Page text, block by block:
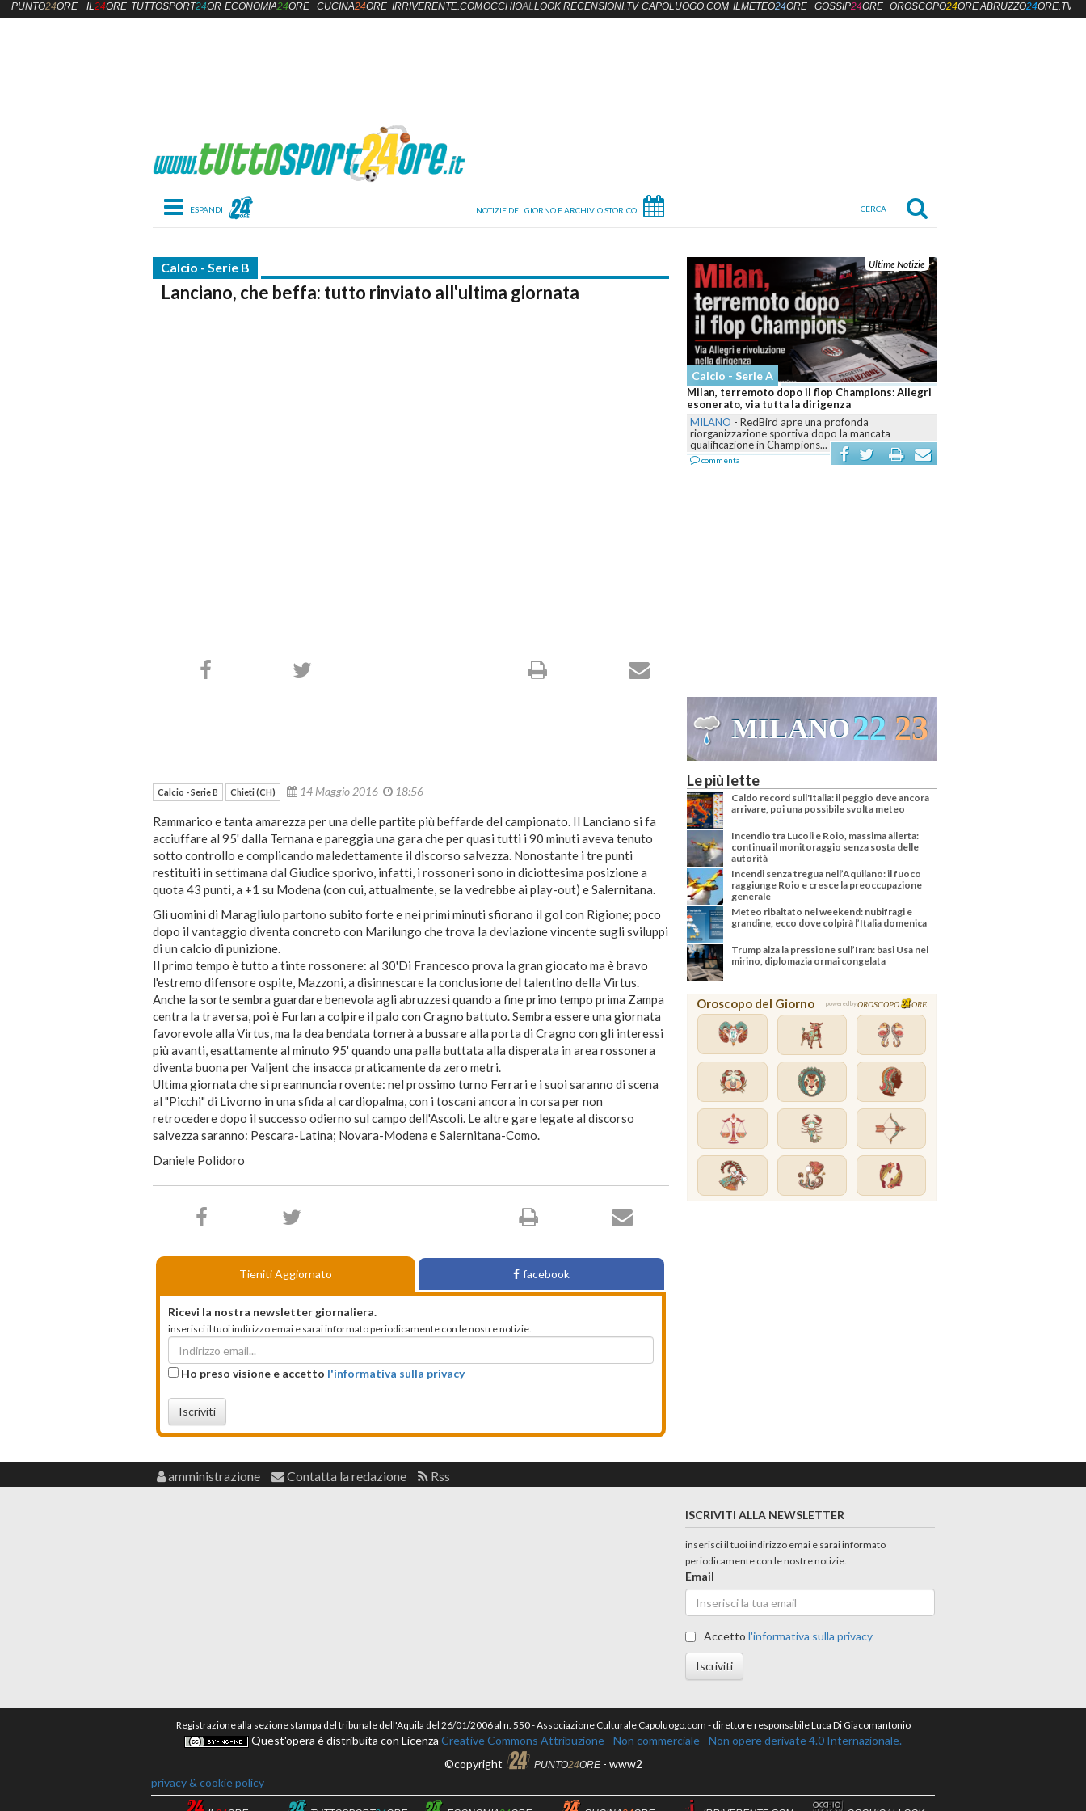
Toggle navigation
Calcio - Serie B
Lanciano, che beffa: tutto rinviato all'ultima giornata
Ultime Notizie
Calcio - Serie A
Milan, terremoto dopo il flop Champions: Allegri
esonerato, via tutta la dirigenza
MILANO - RedBird apre una profonda
riorganizzazione sportiva dopo la mancata
qualificazione in Champions...
commenta
MILANO22 23
Calcio - Serie B Chieti (CH) 14 Maggio 2016 18:56
Rammarico e tanta amarezza per una delle partite più beffarde del campionato. Il Lanciano si fa
acciuffare al 95' dalla Ternana e pareggia una gara che per quasi tutti i 90 minuti aveva tenuto
sotto controllo e complicando maledettamente il discorso salvezza. Nonostante i tre punti
restituiti in settimana dal Giudice sporivo, infatti, i rossoneri sono in diciottesima posizione a
quota 43 punti, a +1 su Modena (con cui, attualmente, se la vedrebbe ai play-out) e Salernitana.
Gli uomini di Maragliulo partono subito forte e nei primi minuti sfiorano il gol con Rigione; poco
dopo il vantaggio diventa concreto con Marilungo che trova la deviazione vincente sugli sviluppi
di un calcio di punizione.
Il primo tempo è tutto a tinte rossonere: al 30'Di Francesco prova la gran giocato ma è bravo
l'estremo difensore ospite, Mazzoni, a disinnescare la conclusione del talentino della Virtus.
Anche la sorte sembra guardare benevola agli abruzzesi quando a fine primo tempo prima Zampa
centra la traversa, poi è Furlan a colpire il palo con Cragno battuto. Sembra essere una giornata
favorevole alla Virtus, ma la dea bendata tornerà a bussare alla porta di Cragno con gli interessi
più avanti, esattamente al minuto 95' quando una palla buttata alla disperata in area rossonera
diventa buona per Valjent che insacca praticamente da zero metri.
Ultima giornata che si preannuncia rovente: nel prossimo turno Ferrari e i suoi saranno di scena
al "Picchi" di Livorno in una sfida al cardiopalma, con i toscani ancora in corsa per non
retrocedere dopo il successo odierno sul campo dell'Ascoli. Le altre gare legate al discorso
salvezza saranno: Pescara-Latina; Novara-Modena e Salernitana-Como.
Daniele Polidoro
Tieniti Aggiornato facebook
Ricevi la nostra newsletter giornaliera.
inserisci il tuoi indirizzo emai e sarai informato periodicamente con le nostre notizie.
Ho preso visione e accetto l'informativa sulla privacy
Iscriviti
Le più lette
Caldo record sull'Italia: il peggio deve ancora
arrivare, poi una possibile svolta meteo
Incendio tra Lucoli e Roio, massima allerta:
continua il monitoraggio senza sosta delle
autorità
Incendi senza tregua nell’Aquilano: il fuoco
raggiunge Roio e cresce la preoccupazione
generale
Meteo ribaltato nel weekend: nubifragi e
grandine, ecco dove colpirà l’Italia domenica
Trump alza la pressione sull’Iran: basi Usa nel
mirino, diplomazia ormai congelata
Oroscopo del Giorno powered byOROSCOPO ORE
PUNTO24ORE IL24ORE TUTTOSPORT24OREECONOMIA24ORE CUCINA24ORE IRRIVERENTE.COMOCCHIOALLOOK RECENSIONI.TV CAPOLUOGO.COM ILMETEO24ORE GOSSIP24ORE OROSCOPO24OREABRUZZO24ORE.TV
amministrazione Contatta la redazione Rss
ISCRIVITI ALLA NEWSLETTER
inserisci il tuoi indirizzo emai e sarai informato
periodicamente con le nostre notizie.
Email
Accettol'informativa sulla privacy
Iscriviti
Registrazione alla sezione stampa del tribunale dell'Aquila del 26/01/2006 al n. 550 - Associazione Culturale Capoluogo.com - direttore responsabile Luca Di Giacomantonio
Quest'opera è distribuita con Licenza Creative Commons Attribuzione - Non commerciale - Non opere derivate 4.0 Internazionale.
©copyright
PUNTO24ORE- www2
privacy & cookie policy